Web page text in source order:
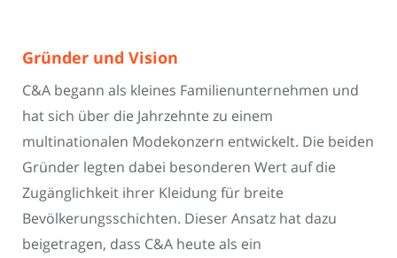
Gründer und Vision
C&A begann als kleines Familienunternehmen und
hat sich über die Jahrzehnte zu einem
multinationalen Modekonzern entwickelt. Die beiden
Gründer legten dabei besonderen Wert auf die
Zugänglichkeit ihrer Kleidung für breite
Bevölkerungsschichten. Dieser Ansatz hat dazu
beigetragen, dass C&A heute als ein